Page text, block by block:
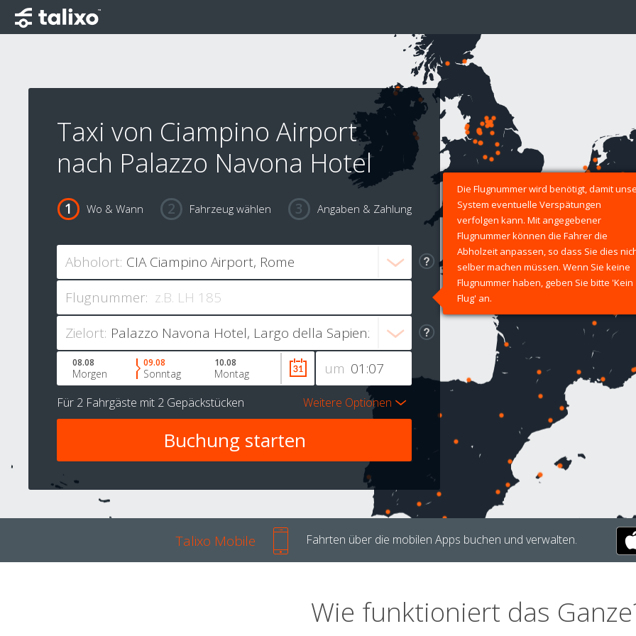
Taxi von Ciampino Airport
nach Palazzo Navona Hotel
Wo & Wann Fahrzeug wählen Angaben & Zahlung
Abholort:
Flugnummer:
Die Flugnummer wird benötigt, damit
System eventuelle Verspätungen
verfolgen kann. Mit angegebener
Flugnummer können die Fahrer die
Abholzeit anpassen, so dass Sie dies
selber machen müssen. Wenn Sie keine
Flugnummer haben, geben Sie bitte 'Kein
Flug' an.
Zielort:
um
08.08
Morgen
09.08
Sonntag
10.08
Montag
Für 2 Fahrgäste mit 2 Gepäckstücken Weitere Optionen
Talixo Mobile Fahrten über die mobilen Apps buchen und verwalten.
Wie funktioniert das